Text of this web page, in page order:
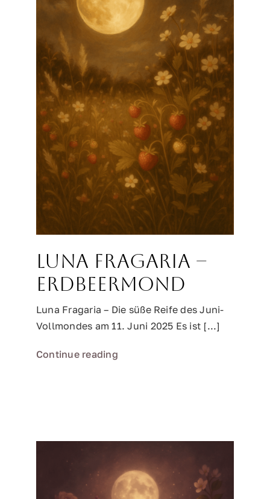
Luna Fragaria –
Erdbeermond
Luna Fragaria – Die süße Reife des Juni-
Vollmondes am 11. Juni 2025 Es ist [...]
Continue reading